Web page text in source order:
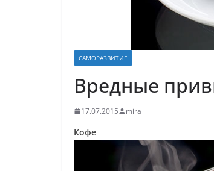
САМОРАЗВИТИЕ
Вредные
17.07.2015 mira
Кофе